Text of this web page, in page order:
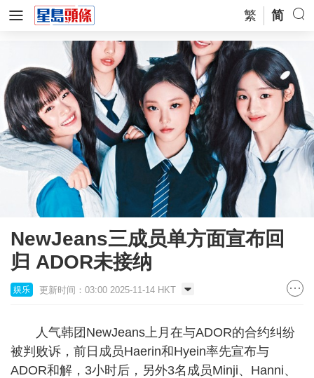
繁 简
NewJeans三成员单方面宣布回
归 ADOR未接纳
娱乐 更新时间：03:00 2025-11-14 HKT
人气韩团NewJeans上月在与ADOR的合约纠纷
被判败诉，前日成员Haerin和Hyein率先宣布与
ADOR和解，3小时后，另外3名成员Minji、Hanni、